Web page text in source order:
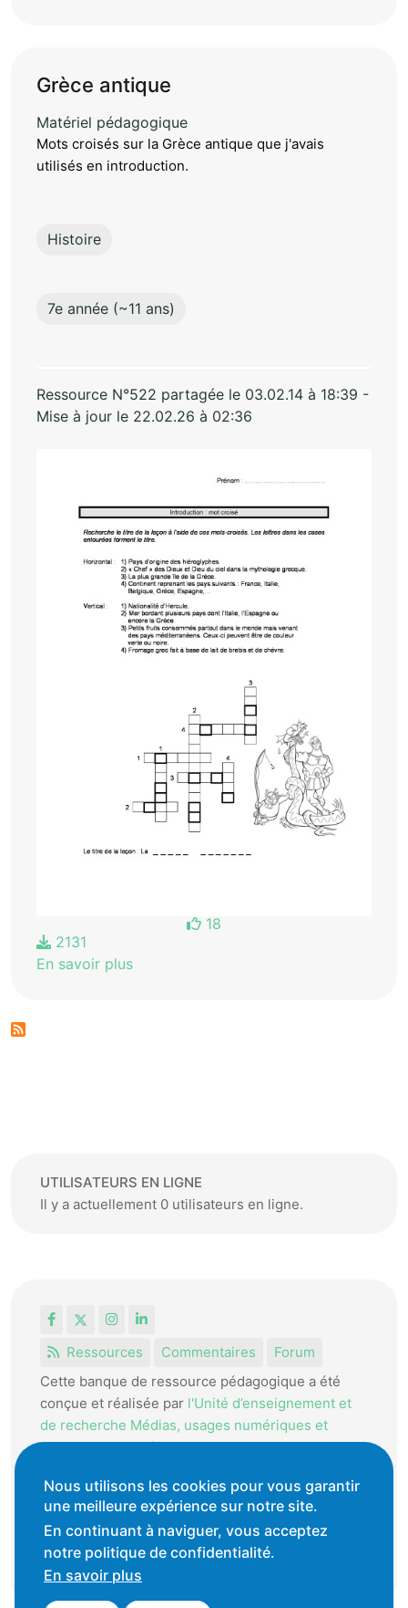
Grèce antique
Matériel pédagogique
Mots croisés sur la Grèce antique que j'avais
utilisés en introduction.
Histoire
7e année (~11 ans)
Ressource N°522 partagée le 03.02.14 à 18:39 -
Mise à jour le 22.02.26 à 02:36
18
2131
En savoir plus
UTILISATEURS EN LIGNE
Il y a actuellement 0 utilisateurs en ligne.
FacebookInstagram
LinkedIn
Ressources
Commentaires
Forum
Cette banque de ressource pédagogique a été
conçue et réalisée par l'Unité d’enseignement et
de recherche Médias, usages numériques et
didactique de l’Informatique.
La HEP-VD met cet outil à disposition des
enseignantes et enseignants vaudois pour
favoriser l'échange de ressources pédagogiques.
Conditions générales d'utilisation
Nous utilisons les cookies pour vous garantir
une meilleure expérience sur notre site.
En continuant à naviguer, vous acceptez
notre politique de confidentialité.
En savoir plus